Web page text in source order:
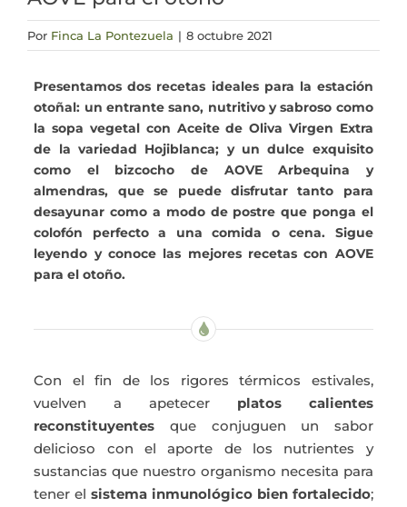
Mi cuenta
Por Finca La Pontezuela | 8 octubre 2021
Presentamos dos recetas ideales para la estación
otoñal: un entrante sano, nutritivo y sabroso como
la sopa vegetal con Aceite de Oliva Virgen Extra
de la variedad Hojiblanca; y un dulce exquisito
como el bizcocho de AOVE Arbequina y
almendras, que se puede disfrutar tanto para
desayunar como a modo de postre que ponga el
colofón perfecto a una comida o cena. Sigue
leyendo y conoce las mejores recetas con AOVE
para el otoño.
Con el fin de los rigores térmicos estivales,
vuelven a apetecer platos calientes
reconstituyentes que conjuguen un sabor
delicioso con el aporte de los nutrientes y
sustancias que nuestro organismo necesita para
tener el sistema inmunológico bien fortalecido;